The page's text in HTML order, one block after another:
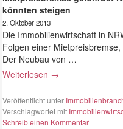
könnten steigen
2. Oktober 2013
Die Immobilienwirtschaft in
Folgen einer
Der Neubau von …
Weiterlesen →
Veröffentlicht unter
Verschlagwortet mit
Schreib einen Kommentar